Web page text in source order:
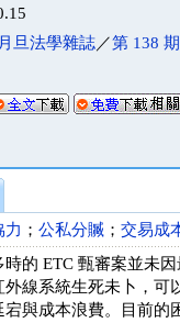
月旦法學雜誌／第 138 期
力 ； 公私分贓 ； 交易成
時的 ETC 甄審案並未
外線系統生死未卜，可
宕與成本浪費。目前的